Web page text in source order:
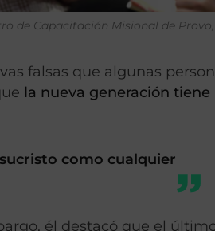
de Capacitación Misional de
falsas que algunas
la nueva generación tiene
como cualquier
él destacó que el